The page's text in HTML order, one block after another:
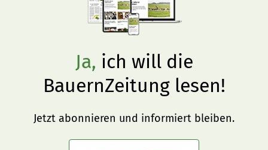
Ja, ich will die
BauernZeitung lesen!
Jetzt abonnieren und informiert bleiben.